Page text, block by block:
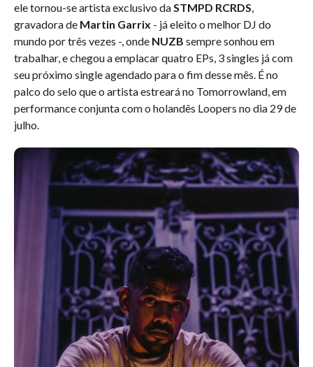
ele tornou-se artista exclusivo daSTMPD RCRDS,
gravadora de Martin Garrix - já eleito o melhor DJ do
mundo por três vezes -, onde NUZB sempre sonhou em
trabalhar, e chegou a emplacar quatro EPs, 3 singles já com
seu próximo single agendado para o fim desse mês. É no
palco do selo que o artista estreará no Tomorrowland, em
performance conjunta com o holandês Loopers no dia 29 de
julho.